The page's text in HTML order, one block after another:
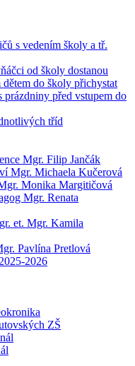
s vedením školy a tř.
od školy dostanou
do školy přichystat
prázdniny před vstupem do
tříd
Mgr. Filip Jančák
Mgr. Michaela Kučerová
Monika Margitičová
Mgr. Renata
et. Mgr. Kamila
Pavlína Pretlová
2026
ZŠ